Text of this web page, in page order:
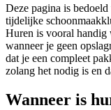
Deze pagina is
tijdelijke
Huren is vooral handig
wanneer je geen
dat je een compleet
zolang het nodig is en
Wanneer is